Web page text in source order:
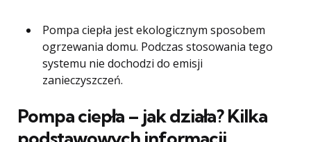
Pompa ciepła jest ekologicznym sposobem
ogrzewania domu. Podczas stosowania tego
systemu nie dochodzi do emisji
zanieczyszczeń.
Pompa ciepła – jak działa? Kilka